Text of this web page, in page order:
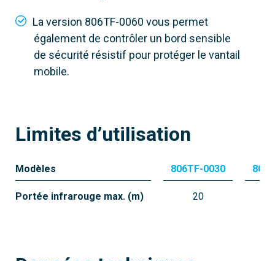
Connexion
CXN BUS
La version 806TF-0060 vous permet
également de contrôler un bord sensible
de sécurité résistif pour protéger le vantail
mobile.
Limites d’utilisation
Modèles
Portée infrarouge max. (m)
806TF-0030
20